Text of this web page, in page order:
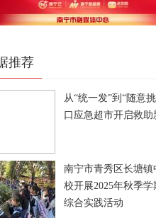
推荐
从“统一发”到“随意
口应急超市开启救助
南宁市青秀区长塘镇
校开展2025年秋季学
综合实践活动